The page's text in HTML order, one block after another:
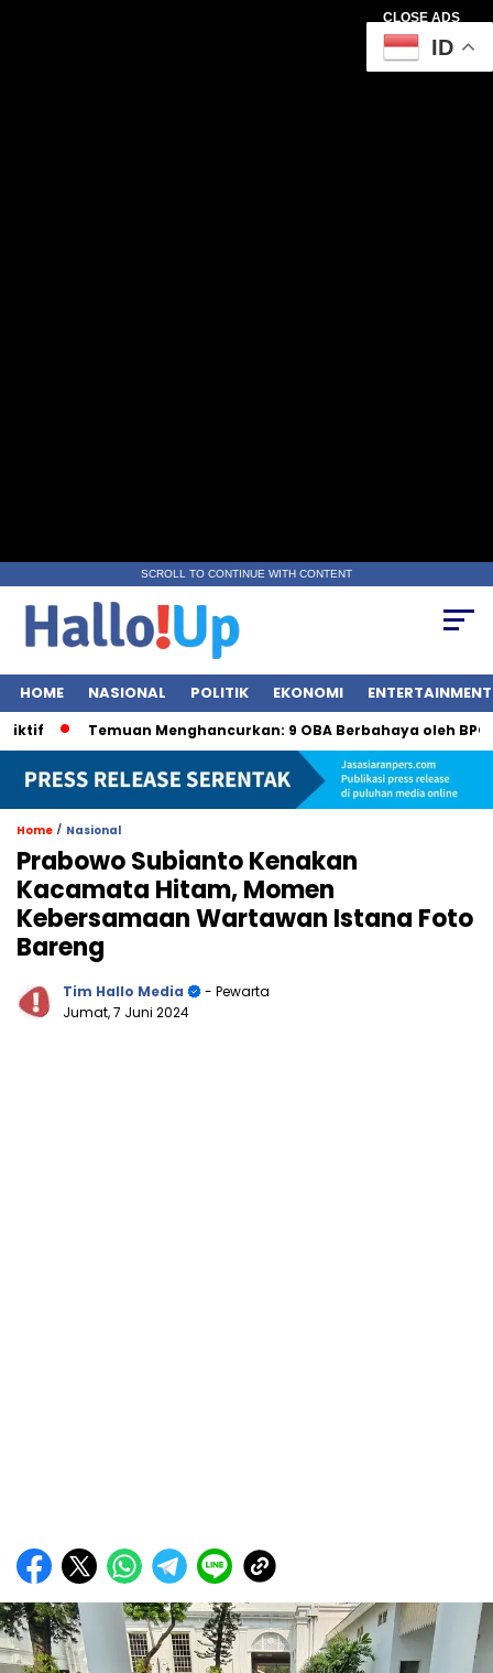
CLOSE ADS
SCROLL TO CONTINUE WITH CONTENT
HOME NASIONAL POLITIK EKONOMI ENTERTAINMENT
Temuan Menghancurkan: 9 OBA Berbahaya oleh BPOM
Home / Nasional
Prabowo Subianto Kenakan
Kacamata Hitam, Momen
Kebersamaan Wartawan Istana Foto
Bareng
Tim Hallo Media
- Pewarta
Jumat, 7 Juni 2024
ID